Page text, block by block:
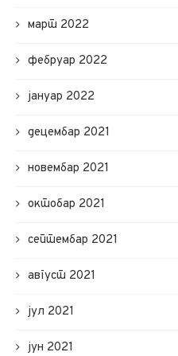
март 2022
фебруар 2022
јануар 2022
децембар 2021
новембар 2021
октобар 2021
септембар 2021
август 2021
јул 2021
јун 2021